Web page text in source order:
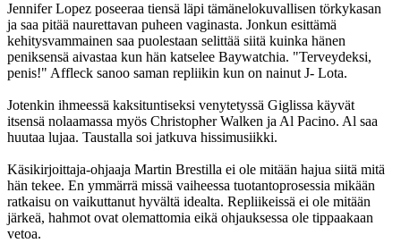
Jennifer Lopez poseeraa tiensä läpi tämänelokuvallisen törkykasan
ja saa pitää naurettavan puheen vaginasta. Jonkun esittämä
kehitysvammainen saa puolestaan selittää siitä kuinka hänen
peniksensä aivastaa kun hän katselee Baywatchia. "Terveydeksi,
penis!" Affleck sanoo saman repliikin kun on nainut J- Lota.
Jotenkin ihmeessä kaksituntiseksi venytetyssä Giglissa käyvät
itsensä nolaamassa myös Christopher Walken ja Al Pacino. Al saa
huutaa lujaa. Taustalla soi jatkuva hissimusiikki.
Käsikirjoittaja-ohjaaja Martin Brestilla ei ole mitään hajua siitä mitä
hän tekee. En ymmärrä missä vaiheessa tuotantoprosessia mikään
ratkaisu on vaikuttanut hyvältä idealta. Repliikeissä ei ole mitään
järkeä, hahmot ovat olemattomia eikä ohjauksessa ole tippaakaan
vetoa.